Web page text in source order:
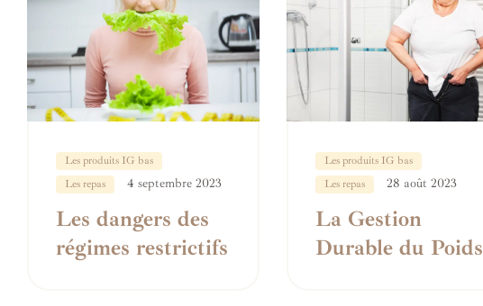
Les produits IG bas
Les repas
4 septembre 2023
Les dangers des
régimes restrictifs
Les produits IG bas
Les repas
28 août 2023
La Gestion
Durable du Poids